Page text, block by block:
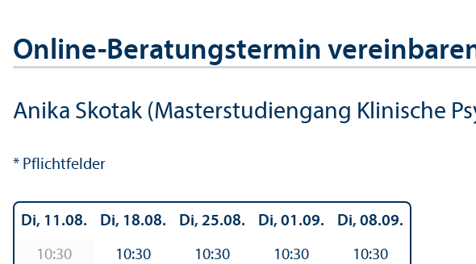
Online-Beratungs­termin
Anika Skotak (Master­studien­gang Klinische
* Pflichtfelder
Di, 11.08.
10:30
Di, 18.08.
10:30
Di, 25.08.
10:30
Di, 01.09.
10:30
Di, 08.09.
10:30